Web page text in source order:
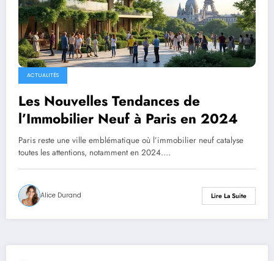
ACTUALITÉS
Les Nouvelles Tendances de
l’Immobilier Neuf à Paris en 2024
Paris reste une ville emblématique où l’immobilier neuf catalyse
toutes les attentions, notamment en 2024.…
Alice Durand Lire La Suite